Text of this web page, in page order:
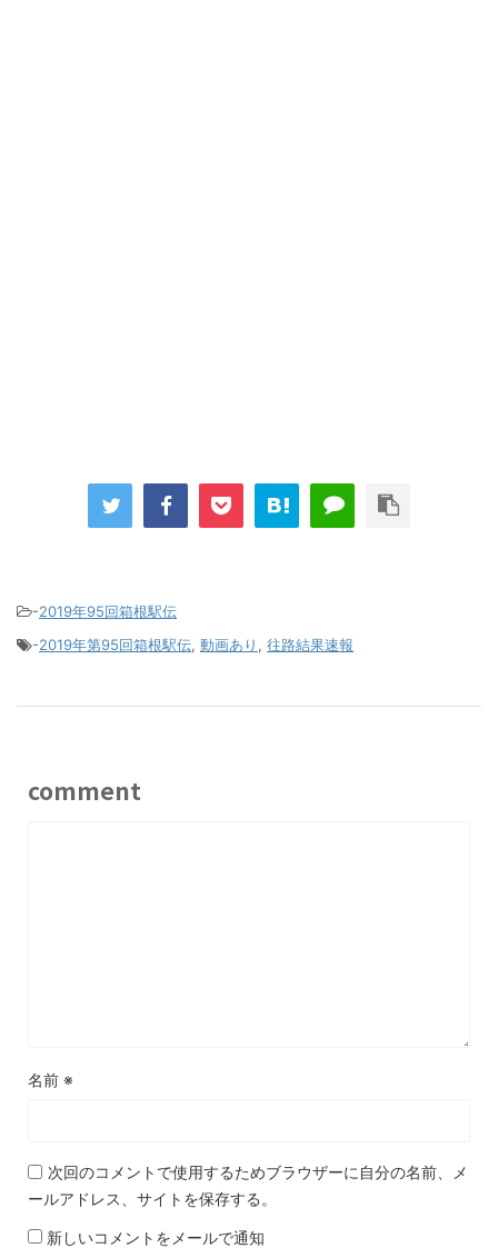
-2019年95回箱根駅伝
-2019年第95回箱根駅伝, 動画あり , 往路結果速報
comment
名前 ※
次回のコメントで使用するためブラウザーに自分の名前、メ
ールアドレス、サイトを保存する。
新しいコメントをメールで通知